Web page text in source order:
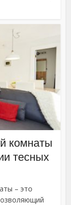
комнаты
тесных
– это